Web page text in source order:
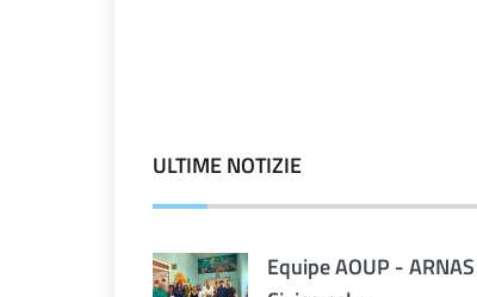
ULTIME NOTIZIE
Equipe AOUP - ARNAS